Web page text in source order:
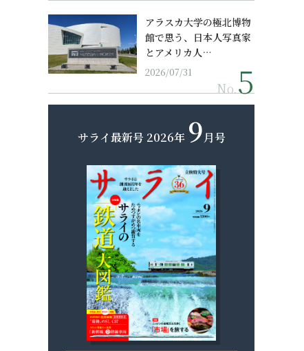
アラスカ大学の極北博物
館で思う、日本人写真家
とアメリカ人…
2026/07/31
No.
サライ最新号 2026年 9月号